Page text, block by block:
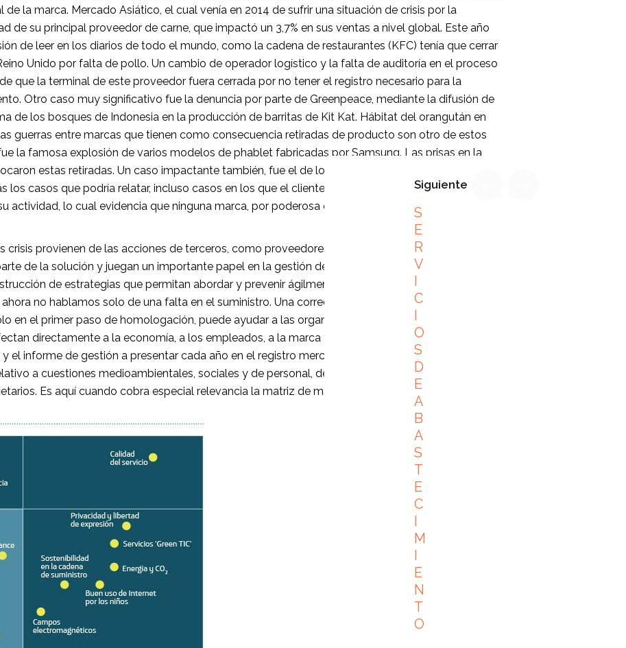
la marca. Mercado Asiático, el cual venía en 2014 de sufrir una situación de crisis por la
de su principal proveedor de carne, que impactó un 3,7% en sus ventas a nivel global. Este año
de leer en los diarios de todo el mundo, como la cadena de restaurantes (KFC) tenía que cerrar
Unido por falta de pollo. Un cambio de operador logístico y la falta de auditoría en el proceso
que la terminal de este proveedor fuera cerrada por no tener el registro necesario para la
Otro caso muy significativo fue la denuncia por parte de Greenpeace, mediante la difusión de
de los bosques de Indonesia en la producción de barritas de Kit Kat. Hábitat del orangután en
guerras entre marcas que tienen como consecuencia retiradas de producto son otro de estos
la famosa explosión de varios modelos de phablet fabricadas por Samsung. Las prisas en la
estas retiradas. Un caso impactante también, fue el de los trágicos fallecimientos por las
los casos que podría relatar, incluso casos en los que el cliente tiene que transfundir dinero al
actividad, lo cual evidencia que ninguna marca, por poderosa que sea, está exenta de gestionar
crisis provienen de las acciones de terceros, como proveedores y socios de alianzas estratégicas,
de la solución y juegan un importante papel en la gestión de la crisis. Es aquí donde compras
de estrategias que permitan abordar y prevenir ágilmente potenciales crisis, las cuales no
no hablamos solo de una falta en el suministro. Una correcta gestión de riesgos en el
en el primer paso de homologación, puede ayudar a las organizaciones a evitar daños mayores,
directamente a la economía, a los empleados, a la marca y a la reputación. No olvidemos
el informe de gestión a presentar cada año en el registro mercantil, es necesario presentar
a cuestiones medioambientales, sociales y de personal, derechos humanos, corrupción y
Es aquí cuando cobra especial relevancia la matriz de materialidad.
Siguiente
S
E
R
V
I
C
I
O
S
D
E
A
B
A
S
T
E
C
I
M
I
E
N
T
O